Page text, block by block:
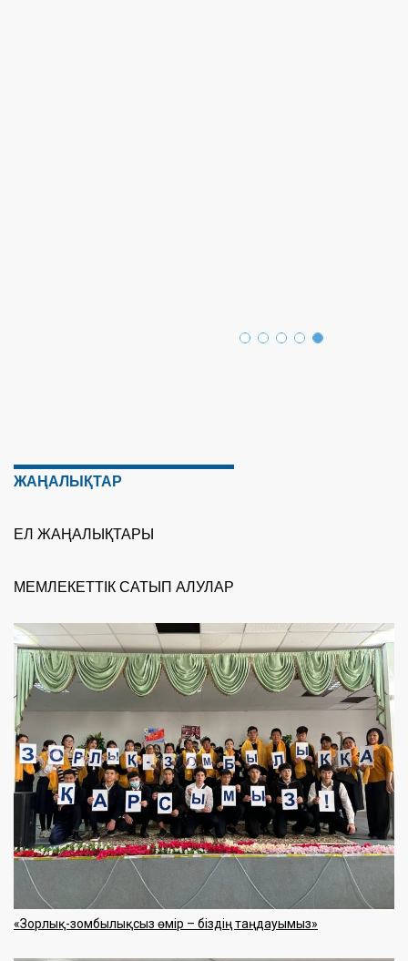
ЖАҢАЛЫҚТАР
ЕЛ ЖАҢАЛЫҚТАРЫ
МЕМЛЕКЕТТІК САТЫП АЛУЛАР
«Зорлық-зомбылықсыз өмір – біздің таңдауымыз»